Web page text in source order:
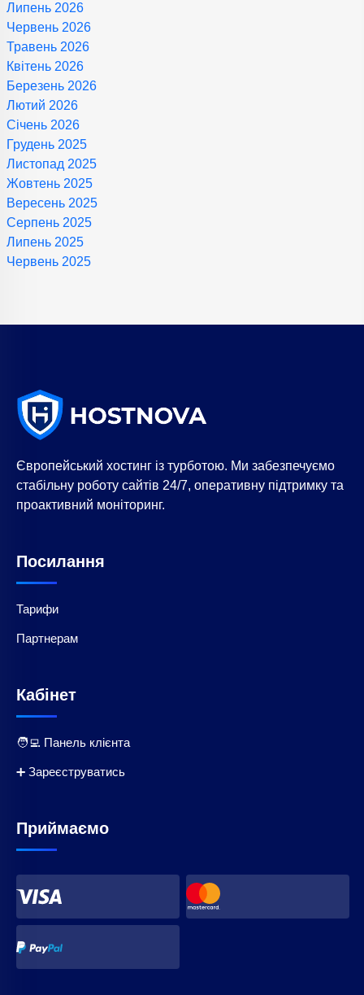
Липень 2026
Червень 2026
Травень 2026
Квітень 2026
Березень 2026
Лютий 2026
Січень 2026
Грудень 2025
Листопад 2025
Жовтень 2025
Вересень 2025
Серпень 2025
Липень 2025
Червень 2025
Європейський хостинг із турботою. Ми забезпечуємо
стабільну роботу сайтів 24/7, оперативну підтримку та
проактивний моніторинг.
Посилання
Тарифи
Партнерам
Кабінет
🧑‍💻 Панель клієнта
➕ Зареєструватись
Приймаємо